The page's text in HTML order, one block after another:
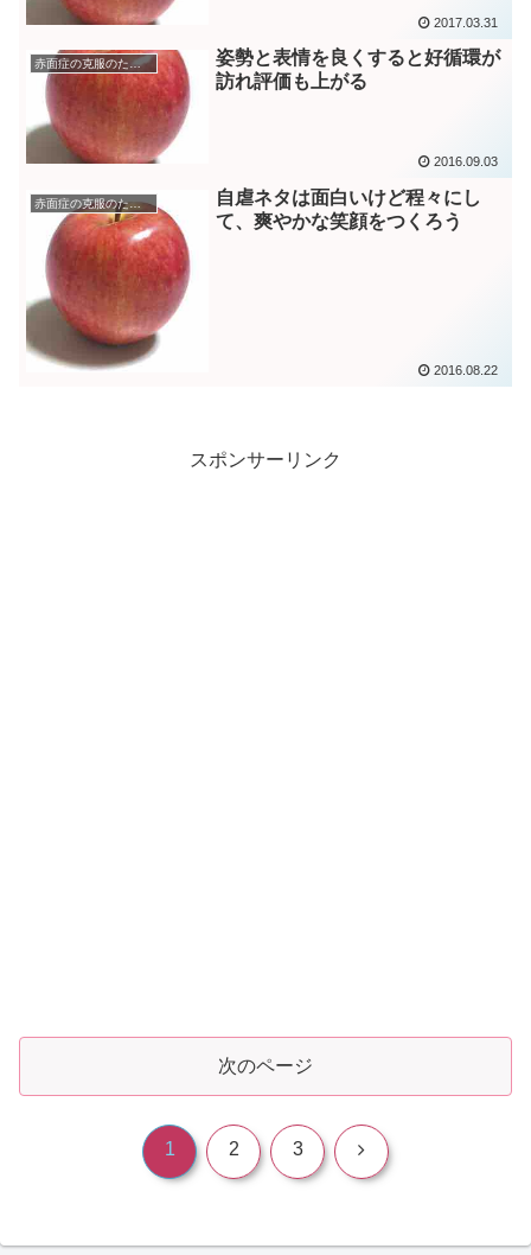
2017.03.31
赤面症の克服のためのトレーニング
姿勢と表情を良くすると好循環が
訪れ評価も上がる
2016.09.03
赤面症の克服のためのトレーニング
自虐ネタは面白いけど程々にし
て、爽やかな笑顔をつくろう
2016.08.22
スポンサーリンク
次のページ
1 2 3 次